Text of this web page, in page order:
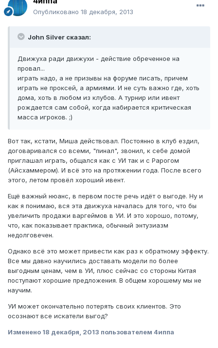
Опубликовано 18 декабря, 2013
John Silver сказал:
Движуха ради движухи - действие обреченное на
провал...
играть надо, а не призывы на форуме писать, причем
играть не проксей, а армиями. И не суть важно где, хоть
дома, хоть в любом из клубов. А турнир или ивент
рождается сам собой, когда набирается критическая
масса игроков. ;)
Вот так, кстати, Миша действовал. Постоянно в клуб ездил,
договаривался со всеми, "пинал", звонил, к себе домой
приглашал играть, общался как с УИ так и с Рарогом
(Айсхаммером). И всё это на протяжении года. После всего
этого, летом провёл хороший ивент.
Ещё важный нюанс, в первом посте речь идёт о выгоде. Ну и
как я понимаю, вся эта движуха началась для того, что бы
увеличить продажи варгеймов в УИ. И это хорошо, потому,
что, как показывает практика, обычный энтузиазм
недолговечен.
Однако всё это может привести как раз к обратному эффекту.
Все мы давно научились доставать модели по более
выгодным ценам, чем в УИ, плюс сейчас со стороны Китая
поступают хорошие предложения. В общем хорошему мы не
научим.
УИ может окончательно потерять своих клиентов. Это
осознают все искатели выгод?
Изменено 18 декабря, 2013 пользователем 4иппа